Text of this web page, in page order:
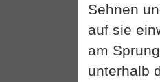
Sehnen
auf sie
am
unterhalb